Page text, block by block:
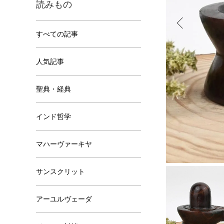
読みもの
すべての記事
人気記事
聖典・経典
インド哲学
マハーヴァーキヤ
サンスクリット
アーユルヴェーダ